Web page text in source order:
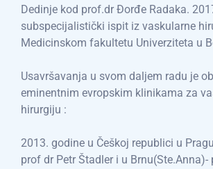
Dedinje kod prof.dr Đorđe Radaka.
subspecijalistički ispit iz vaskularne
Medicinskom fakultetu Univerziteta u
Usavršavanja u svom daljem radu je
eminentnim evropskim klinikama za
hirurgiju :
2013. godine u Češkoj republici u
prof dr Petr Štadler i u Brnu(Ste.Anna)-